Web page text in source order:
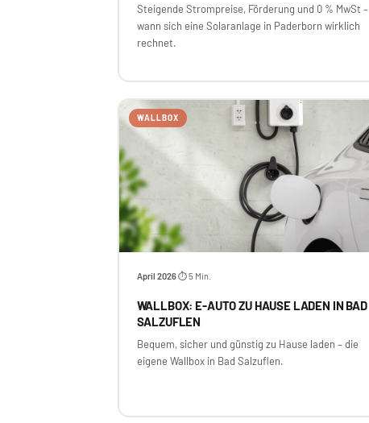
Steigende Strompreise, Förderung und 0 % MwSt –
wann sich eine Solaranlage in Paderborn wirklich
rechnet.
WALLBOX
April 2026·⏱ 5 Min.
WALLBOX: E-AUTO ZU HAUSE LADEN IN BAD
SALZUFLEN
Bequem, sicher und günstig zu Hause laden – die
eigene Wallbox in Bad Salzuflen.